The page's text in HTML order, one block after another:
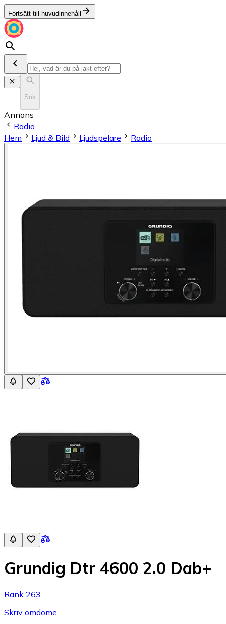
Fortsätt till huvudinnehåll
Sök
Annons
Radio
Hem
Ljud & Bild Ljudspelare Radio
Grundig Dtr 4600 2.0 Dab+
Rank 263
Skriv omdöme